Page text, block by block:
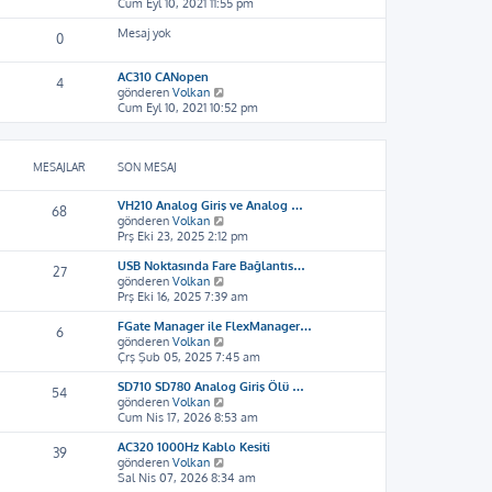
l
e
ü
n
ı
g
ü
ü
e
n
s
ı
g
ö
n
t
l
e
Cum Eyl 10, 2021 11:55 pm
0 Mesaj yok
4
AC310 CANopen
gönderen Volkan
o
n
m
ı
g
ö
r
n
ü
e
Cum Eyl 10, 2021 10:52 pm
MESAJLAR SON MESAJ
68
VH210 Analog Giriş ve Analog …
gönderen Volkan
o
n
m
s
a
j
g
ö
r
n
t
ü
e
Prş Eki 23, 2025 2:12 pm
27
USB Noktasında Fare Bağlantıs…
gönderen Volkan
o
n
m
s
a
j
g
ö
r
n
Prş Eki 16, 2025 7:39 am
6
FGate Manager ile FlexManager…
gönderen Volkan
o
n
m
s
a
j
g
Çrş Şub 05, 2025 7:45 am
54
SD710 SD780 Analog Giriş Ölü …
gönderen Volkan
o
n
m
s
Cum Nis 17, 2026 8:53 am
39
AC320 1000Hz Kablo Kesiti
gönderen Volkan
o
Sal Nis 07, 2026 8:34 am